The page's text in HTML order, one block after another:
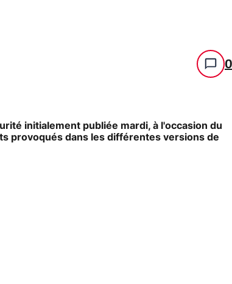
0
initialement publiée mardi, à l'occasion du
provoqués dans les différentes versions de